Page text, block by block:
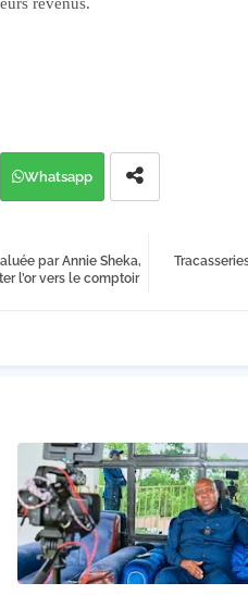
Whatsapp
par Annie Sheka,
l’or vers le comptoir